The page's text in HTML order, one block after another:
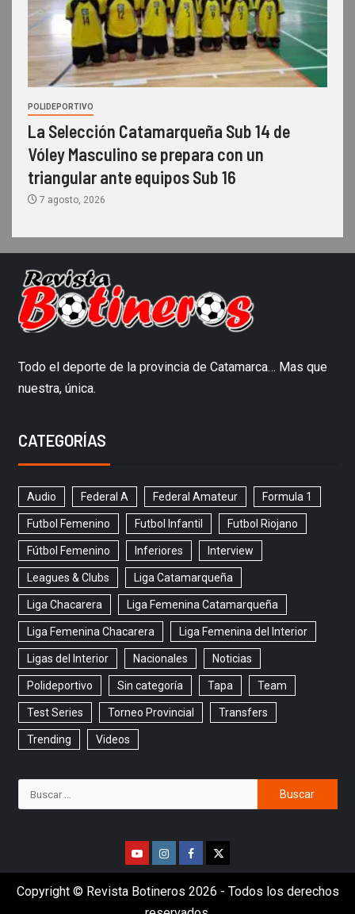
POLIDEPORTIVO
La Selección Catamarqueña Sub 14 de
Vóley Masculino se prepara con un
triangular ante equipos Sub 16
7 agosto, 2026
Todo el deporte de la provincia de Catamarca… Mas que
nuestra, única.
CATEGORÍAS
Audio Federal A Federal Amateur Formula 1
Futbol Femenino Futbol Infantil Futbol Riojano
Fútbol Femenino Inferiores Interview
Leagues & Clubs Liga Catamarqueña
Liga Chacarera Liga Femenina Catamarqueña
Liga Femenina Chacarera Liga Femenina del Interior
Ligas del Interior Nacionales Noticias
Polideportivo Sin categoría Tapa Team
Test Series Torneo Provincial Transfers
Trending Videos
Copyright © Revista Botineros 2026 - Todos los derechos